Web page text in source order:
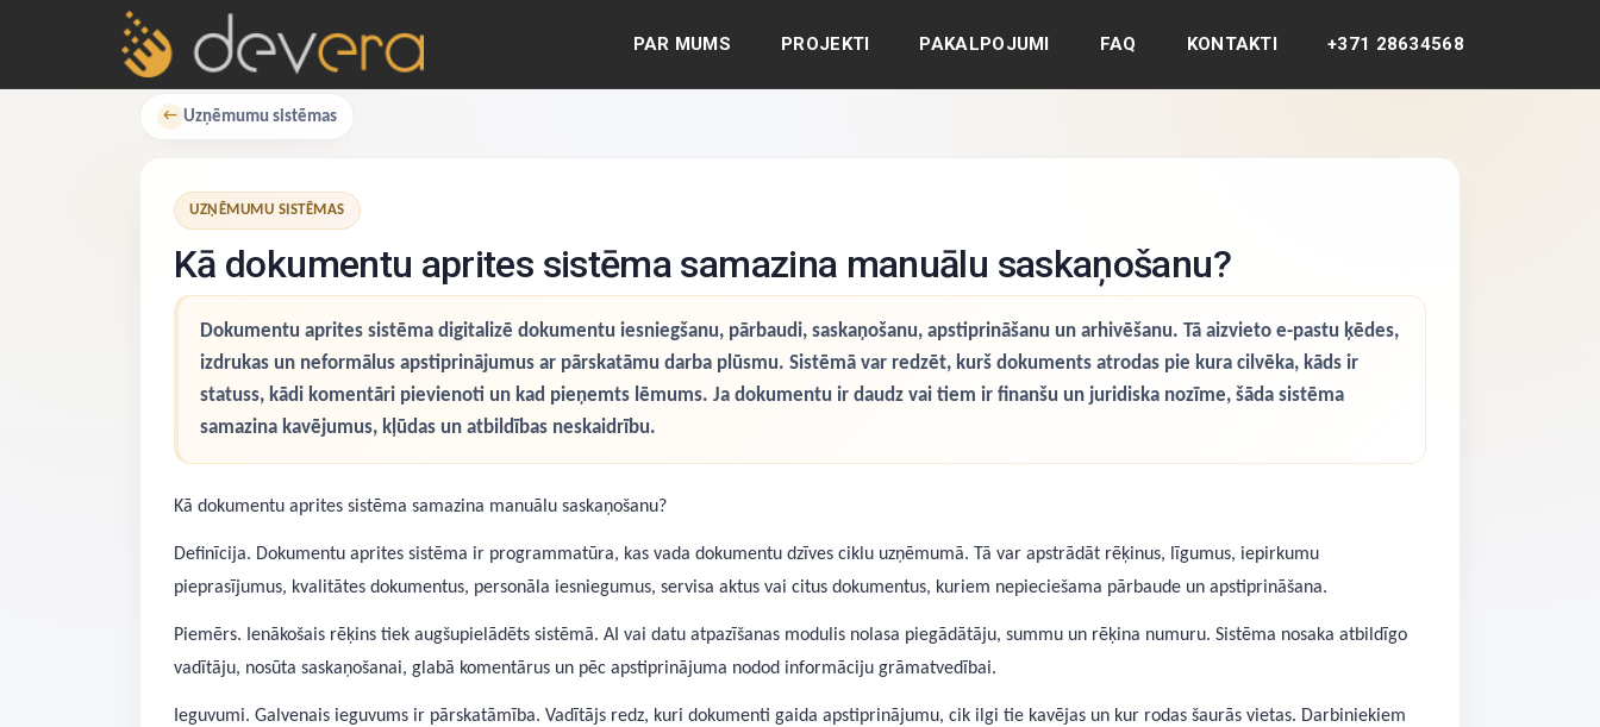
PAR MUMS PROJEKTI PAKALPOJUMI FAQ KONTAKTI +371 28634568
← Uzņēmumu sistēmas
UZŅĒMUMU SISTĒMAS
Kā dokumentu aprites sistēma samazina manuālu saskaņošanu?
Dokumentu aprites sistēma digitalizē dokumentu iesniegšanu, pārbaudi, saskaņošanu, apstiprināšanu un arhivēšanu. Tā aizvieto e-pastu ķēdes,
izdrukas un neformālus apstiprinājumus ar pārskatāmu darba plūsmu. Sistēmā var redzēt, kurš dokuments atrodas pie kura cilvēka, kāds ir
statuss, kādi komentāri pievienoti un kad pieņemts lēmums. Ja dokumentu ir daudz vai tiem ir finanšu un juridiska nozīme, šāda sistēma
samazina kavējumus, kļūdas un atbildības neskaidrību.
Kā dokumentu aprites sistēma samazina manuālu saskaņošanu?
Definīcija. Dokumentu aprites sistēma ir programmatūra, kas vada dokumentu dzīves ciklu uzņēmumā. Tā var apstrādāt rēķinus, līgumus, iepirkumu
pieprasījumus, kvalitātes dokumentus, personāla iesniegumus, servisa aktus vai citus dokumentus, kuriem nepieciešama pārbaude un apstiprināšana.
Piemērs. Ienākošais rēķins tiek augšupielādēts sistēmā. AI vai datu atpazīšanas modulis nolasa piegādātāju, summu un rēķina numuru. Sistēma nosaka atbildīgo
vadītāju, nosūta saskaņošanai, glabā komentārus un pēc apstiprinājuma nodod informāciju grāmatvedībai.
Ieguvumi. Galvenais ieguvums ir pārskatāmība. Vadītājs redz, kuri dokumenti gaida apstiprinājumu, cik ilgi tie kavējas un kur rodas šaurās vietas. Darbiniekiem